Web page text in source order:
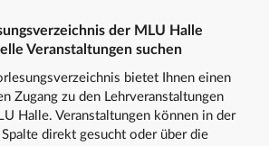
der MLU Halle
Veranstaltungen suchen
bietet Ihnen einen
Zugang zu den Lehrveranstaltungen
Halle. Veranstaltungen können in der
Spalte direkt gesucht oder über die